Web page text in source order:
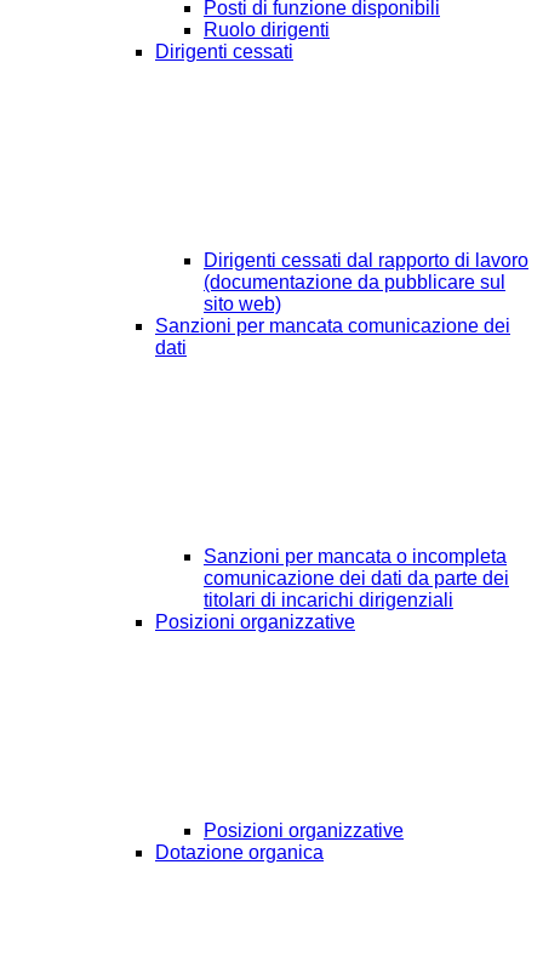
Posti di funzione disponibili
Ruolo dirigenti
Dirigenti cessati
Dirigenti cessati dal rapporto di lavoro
(documentazione da pubblicare sul
sito web)
Sanzioni per mancata comunicazione dei
dati
Sanzioni per mancata o incompleta
comunicazione dei dati da parte dei
titolari di incarichi dirigenziali
Posizioni organizzative
Posizioni organizzative
Dotazione organica